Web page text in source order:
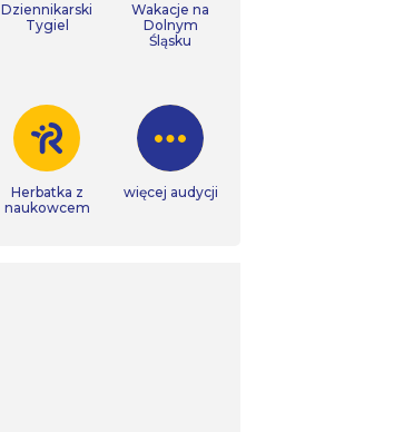
Dziennikarski
Tygiel
Wakacje na
Dolnym
Śląsku
Herbatka z
naukowcem
więcej audycji